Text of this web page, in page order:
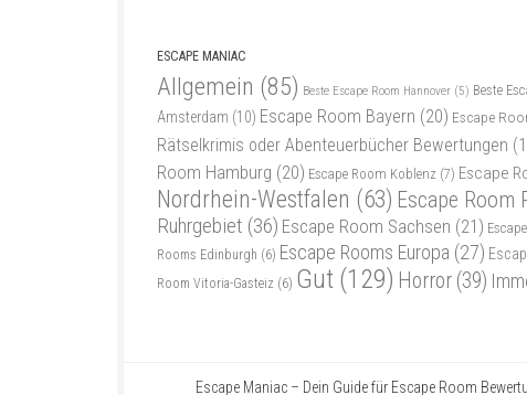
ESCAPE MANIAC
Allgemein (85) Beste Escape Room Hannover (5) Beste
Amsterdam (10) Escape Room Bayern (20) Escape
Rätselkrimis oder Abenteuerbücher Bewertungen
Room Hamburg (20) Escape Room Koblenz (7) Escape
Nordrhein-Westfalen (63) Escape Room
Ruhrgebiet (36) Escape Room Sachsen (21)
Rooms Edinburgh (6) Escape Rooms Europa (27)
Room Vitoria-Gasteiz (6) Gut (129) Horror (39)
Escape Maniac – Dein Guide für Escape Room